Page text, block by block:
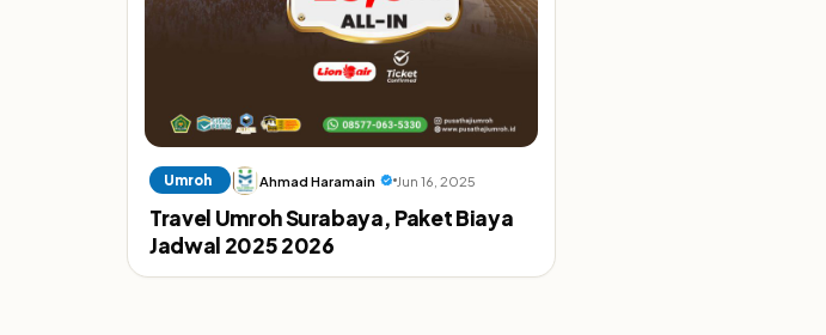
Umroh Ahmad Haramain Jun 16, 2025
Travel Umroh Surabaya, Paket Biaya
Jadwal 2025 2026